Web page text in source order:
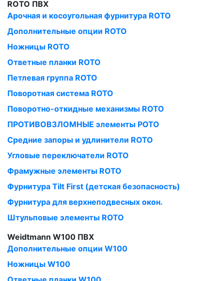
RОTO ПВХ
Арочная и косоугольная фурнитура ROTO
Дополнительные опции ROTO
Ножницы ROTO
Ответные планки ROTO
Петлевая группа ROTO
Поворотная система ROTO
Поворотно-откидные механизмы ROTO
ПРОТИВОВЗЛОМНЫЕ элементы РОТО
Средние запоры и удлинители ROTO
Угловые переключатели ROTO
Фрамужные элементы ROTO
Фурнитура Tilt First (детская безопасность)
Фурнитура для верхнеподвесных окон.
Штульповые элементы ROTO
Weidtmann W100 ПВХ
Дополнительные опции W100
Ножницы W100